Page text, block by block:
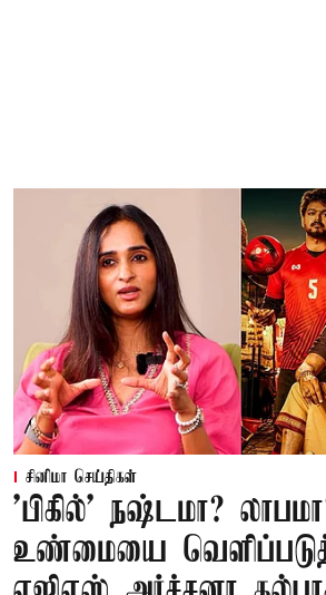
சினிமா செய்திகள்
'பிகில்' நஷ்டமா?
உண்மையை